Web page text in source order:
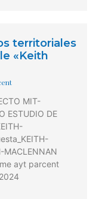
territoriales
«Keith
MIT-
ESTUDIO DE
MACLENNAN
ayt parcent